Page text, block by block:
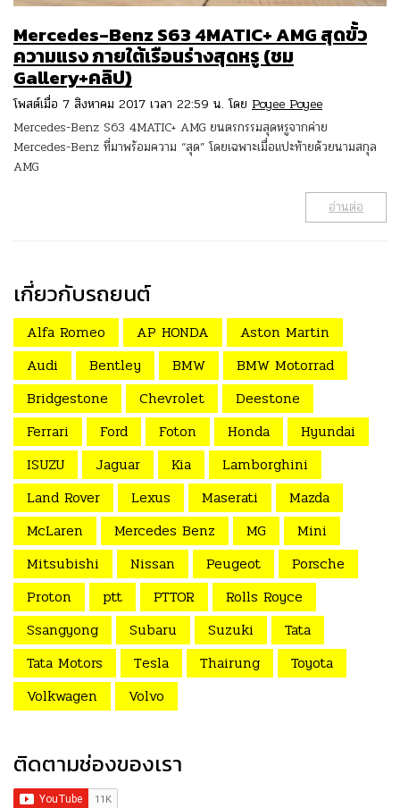
Mercedes-Benz S63 4MATIC+ AMG สุดขั้ว
ความแรง ภายใต้เรือนร่างสุดหรู (ชม
Gallery+คลิป)
โพสต์เมื่อ 7 สิงหาคม 2017 เวลา 22:59 น. โดย Poyee Poyee
Mercedes-Benz S63 4MATIC+ AMG ยนตรกรรมสุดหรูจากค่าย
Mercedes-Benz ที่มาพร้อมความ “สุด” โดยเฉพาะเมื่อแปะท้ายด้วยนามสกุล
AMG
อ่านต่อ
เกี่ยวกับรถยนต์
Alfa Romeo AP HONDA
Aston Martin
Audi
Bentley BMW
BMW Motorrad
Bridgestone
Chevrolet
Deestone
Ferrari
Ford Foton Honda
Hyundai
ISUZU
Jaguar Kia
Lamborghini
Land Rover
Lexus Maserati
Mazda
McLaren
Mercedes Benz MG
Mini
Mitsubishi
Nissan Peugeot
Porsche
Proton
ptt PTTOR
Rolls Royce
Ssangyong
Subaru Suzuki
Tata
Tata Motors
Tesla Thairung
Toyota
Volkwagen
Volvo
ติดตามช่องของเรา